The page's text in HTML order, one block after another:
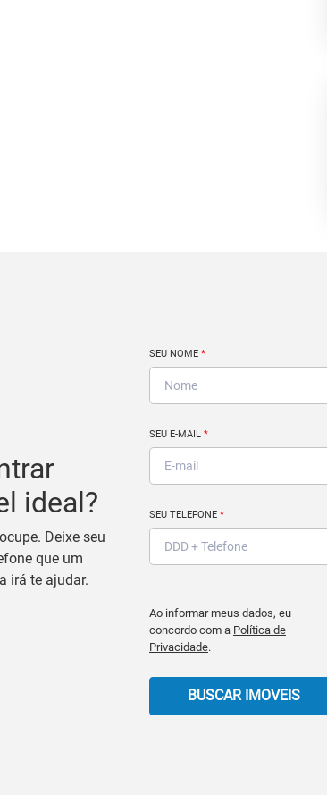
ideal?
Deixe seu
que um
irá te ajudar.
SEU NOME *
SEU E-MAIL *
SEU TELEFONE *
Ao informar meus dados, eu
concordo com a Política de
Privacidade.
BUSCAR IMOVEIS